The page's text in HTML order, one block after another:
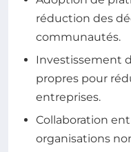
réduction des
communautés.
Investissement
propres pour
entreprises.
Collaboration
organisations